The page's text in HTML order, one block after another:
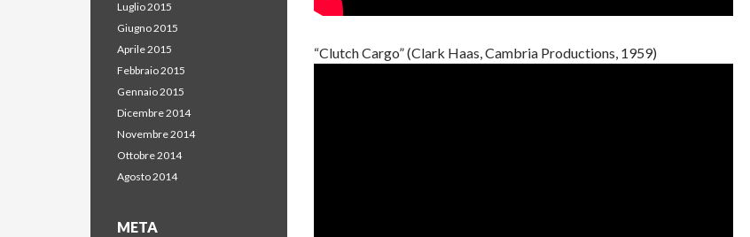
“Clutch Cargo” (Clark Haas, Cambria Productions, 1959)
Luglio 2015
Giugno 2015
Aprile 2015
Febbraio 2015
Gennaio 2015
Dicembre 2014
Novembre 2014
Ottobre 2014
Agosto 2014
META